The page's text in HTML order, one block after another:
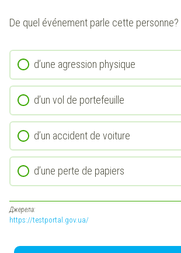
De quel événement parle cette personne?
d’une agression physique
d’un vol de portefeuille
d’un accident de voiture
d’une perte de papiers
Джерела:
https://testportal.gov.ua/